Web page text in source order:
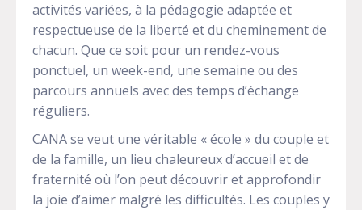
activités variées, à la pédagogie adaptée et
respectueuse de la liberté et du cheminement de
chacun. Que ce soit pour un rendez-vous
ponctuel, un week-end, une semaine ou des
parcours annuels avec des temps d’échange
réguliers.
CANA se veut une véritable « école » du couple et
de la famille, un lieu chaleureux d’accueil et de
fraternité où l’on peut découvrir et approfondir
la joie d’aimer malgré les difficultés. Les couples y